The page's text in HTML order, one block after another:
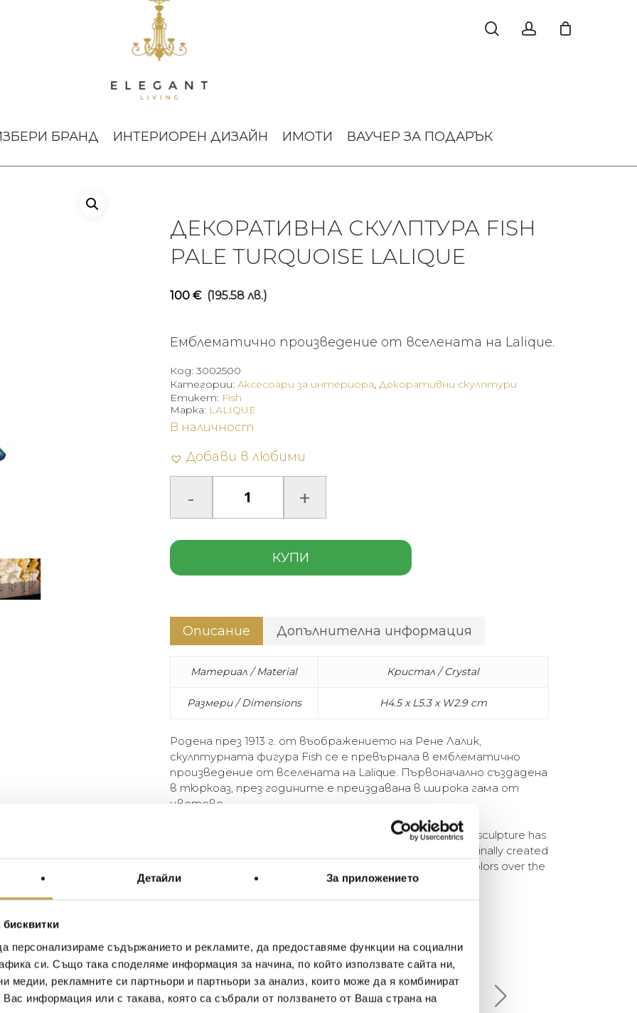
Детайли За приложението
персонализираме съдържанието и рекламите, да предоставяме функции на социални
си. Също така споделяме информация за начина, по който използвате сайта ни,
медии, рекламните си партньори и партньори за анализ, които може да я комбинират
Вас информация или с такава, която са събрали от ползването от Ваша страна на
БРАНД ИНТЕРИОРЕН ДИЗАЙН ИМОТИ ВАУЧЕР ЗА ПОДАРЪК
ДЕКОРАТИВНА СКУЛПТУРА FISH
PALE TURQUOISE LALIQUE
100 € (195.58 лв.)
Емблематично произведение от вселената на Lalique.
Код: 3002500
Категории: Аксесоари за интериора, Декоративни скулптури
Етикет: Fish
В наличност
Добави в любими
КУПИ
Марка: LALIQUE
Описание Допълнителна информация
Материал / Material Кристал / Crystal
Размери / Dimensions H4.5 x L5.3 x W2.9 cm
Родена през 1913 г. от въображението на Рене Лалик,
скулптурната фигура Fish се е превърнала в емблематично
произведение от вселената на Lalique. Първоначално създадена
в тюркоаз, през годините е преиздавана в широка гама от
цветове.
Born in 1913 from the imagination of René Lalique, the Fish sculpture has
become an emblematic piece of the Lalique universe. Originally created
in turquoise, it has since been reissued in a wide range of colors over the
years.
Иван Иванов
2020-05-20
Един магазин за красив и
Ивелина Линковска
2018-08-10
Най-доброто място в града
Хареса ми